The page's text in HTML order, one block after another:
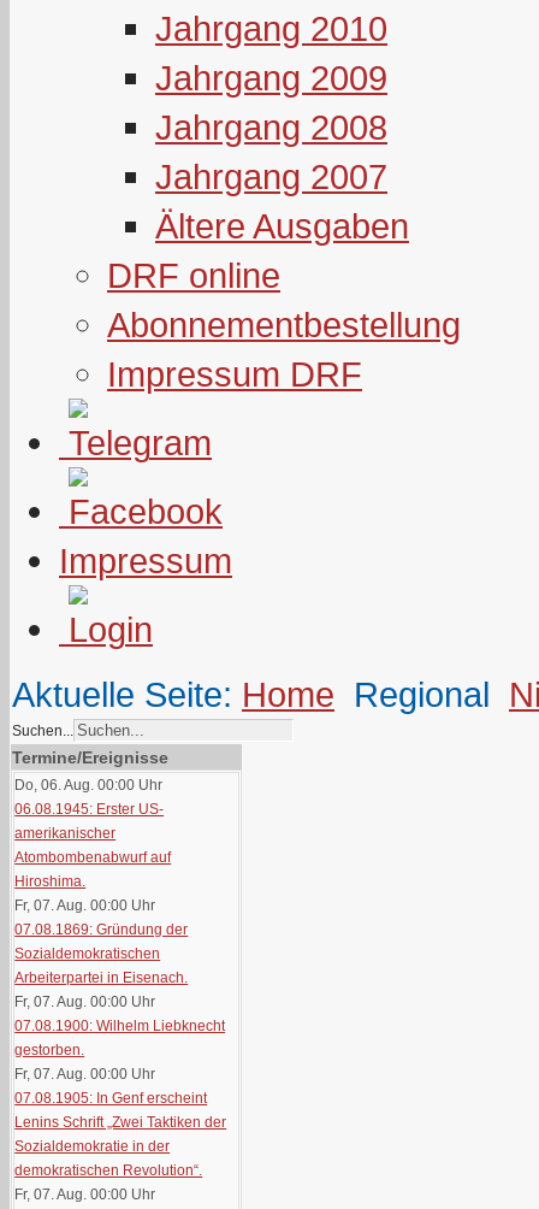
Jahrgang 2010
Jahrgang 2009
Jahrgang 2008
Jahrgang 2007
Ältere Ausgaben
DRF online
Abonnementbestellung
Impressum DRF
Impressum
Aktuelle Seite: Home Regional
Suchen...
Termine/Ereignisse
Do, 06. Aug. 00:00 Uhr
06.08.1945: Erster US-
amerikanischer
Atombombenabwurf auf
Hiroshima.
Fr, 07. Aug. 00:00 Uhr
07.08.1869: Gründung der
Sozialdemokratischen
Arbeiterpartei in Eisenach.
Fr, 07. Aug. 00:00 Uhr
07.08.1900: Wilhelm Liebknecht
gestorben.
Fr, 07. Aug. 00:00 Uhr
07.08.1905: In Genf erscheint
Lenins Schrift „Zwei Taktiken der
Sozialdemokratie in der
demokratischen Revolution“.
Fr, 07. Aug. 00:00 Uhr